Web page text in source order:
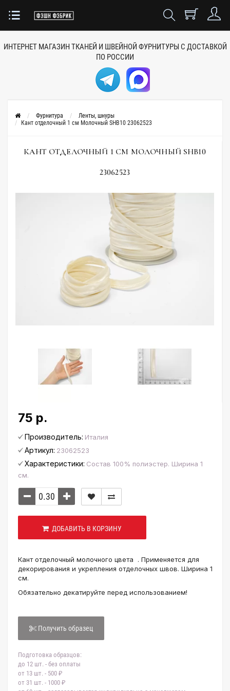
ИНТЕРНЕТ МАГАЗИН ТКАНЕЙ И ШВЕЙНОЙ ФУРНИТУРЫ С ДОСТАВКОЙ
ПО РОССИИ
Фурнитура
Ленты, шнуры
Кант отделочный 1 см Молочный SHB10 23062523
КАНТ ОТДЕЛОЧНЫЙ 1 СМ МОЛОЧНЫЙ SHB10
23062523
75 р.
Производитель: Италия
Артикул: 23062523
Характеристики: Состав 100% полиэстер. Ширина 1
см.
ДОБАВИТЬ В КОРЗИНУ
Кант отделочный молочного цвета . Применяется для
декорирования и укрепления отделочных швов. Ширина 1
см.
Обязательно декатируйте перед использованием!
Получить образец
Подготовка образцов:
до 12 шт. - без оплаты
от 13 шт. - 500 ₽
от 31 шт. - 1000 ₽